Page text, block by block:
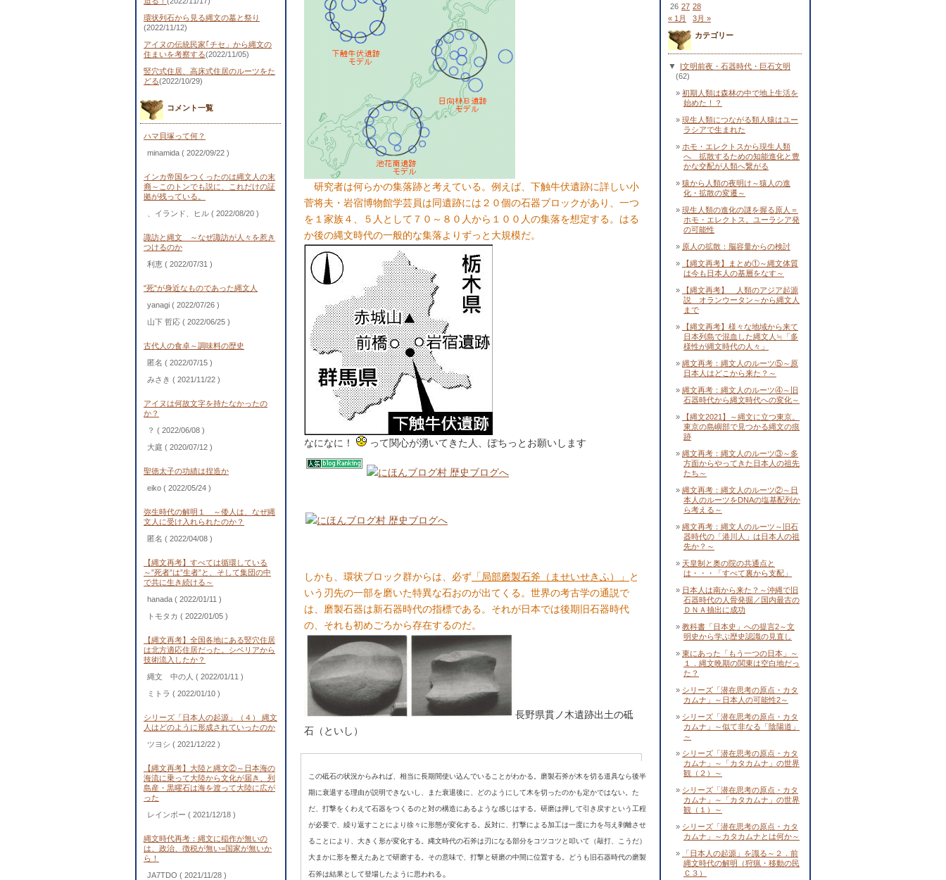
環状列石から見る縄文の墓と祭り
(2022/11/12)
アイヌの伝統民家｢チセ」から縄文の
住まいを考察する(2022/11/05)
竪穴式住居、高床式住居のルーツをた
どる(2022/10/29)
コメント一覧
ハマ貝塚って何？
minamida ( 2022/09/22 )
インカ帝国をつくったのは縄文人の末
裔～このトンでも説に、これだけの証
拠が残っている。
、イランド、ヒル ( 2022/08/20 )
諏訪と縄文 ～なぜ諏訪が人々を惹き
つけるのか
利恵 ( 2022/07/31 )
"死"が身近なものであった縄文人
yanagi ( 2022/07/26 )
山下 哲応 ( 2022/06/25 )
古代人の食卓～調味料の歴史
匿名 ( 2022/07/15 )
みさき ( 2021/11/22 )
アイヌは何故文字を持たなかったの
か？
？ ( 2022/06/08 )
大庭 ( 2020/07/12 )
聖徳太子の功績は捏造か
eiko ( 2022/05/24 )
弥生時代の解明１ ～倭人は、なぜ縄
文人に受け入れられたのか？
匿名 ( 2022/04/08 )
【縄文再考】すべては循環している
～”死者”は”生者”と、そして集団の中
で共に生き続ける～
hanada ( 2022/01/11 )
トモタカ ( 2022/01/05 )
【縄文再考】全国各地にある竪穴住居
は北方適応住居だった。シベリアから
技術流入したか？
縄文 中の人 ( 2022/01/11 )
ミトラ ( 2022/01/10 )
シリーズ「日本人の起源」（４） 縄文
人はどのように形成されていったのか
ツヨシ ( 2021/12/22 )
【縄文再考】大陸と縄文②～日本海の
海流に乗って大陸から文化が届き、列
島産・黒曜石は海を渡って大陸に広が
った
レインボー ( 2021/12/18 )
縄文時代再考：縄文に稲作が無いの
は、政治、徴税が無い=国家が無いか
ら！
JA7TDO ( 2021/11/28 )
研究者は何らかの集落跡と考えている。例えば、下触牛伏遺跡に詳しい小
菅将夫・岩宿博物館学芸員は同遺跡には２０個の石器ブロックがあり、一つ
を１家族４、５人として７０～８０人から１００人の集落を想定する。はる
か後の縄文時代の一般的な集落よりずっと大規模だ。
なになに！ って関心が湧いてきた人、ぽちっとお願いします
しかも、環状ブロック群からは、必ず 「局部磨製石斧（ませいせきふ）」
と
いう刃先の一部を磨いた特異な石おのが出てくる。世界の考古学の通説で
は、磨製石器は新石器時代の指標である。それが日本では後期旧石器時代
の、それも初めごろから存在するのだ。
長野県貫ノ木遺跡出土の砥
石（といし）
この砥石の状況からみれば、相当に長期間使い込んでいることがわかる。磨製石斧が木を切る道具なら後半
期に衰退する理由が説明できないし、また衰退後に、どのようにして木を切ったのかも定かではない。た
だ、打撃をくわえて石器をつくるのと対の構造にあるような感じはする。研磨は押して引き戻すという工程
が必要で、繰り返すことにより徐々に形態が変化する。反対に、打撃による加工は一度に力を与え剥離させ
ることにより、大きく形が変化する。縄文時代の石斧は刃になる部分をコツコツと叩いて（敲打、こうだ）
大まかに形を整えたあとで研磨する。その意味で、打撃と研磨の中間に位置する。どうも旧石器時代の磨製
石斧は結果として登場したように思われる 。
26 27 28
« 1月
3月 »
カテゴリー
▼
Ⅰ文明前夜・石器時代・巨石文明
(62)
初期人類は森林の中で地上生活を
始めた！？
現生人類につながる類人猿はユー
ラシアで生まれた
ホモ・エレクトスから現生人類
へ 拡散するための知能進化と豊
かな交配が人類へ繋がる
猿から人類の夜明け～猿人の進
化・拡散の変遷～
現生人類の進化の謎を握る原人＝
ホモ・エレクトス。ユーラシア発
の可能性
原人の拡散：脳容量からの検討
【縄文再考】まとめ①～縄文体質
は今も日本人の基層をなす～
【縄文再考】 人類のアジア起源
説 オランウータン～から縄文人
まで
【縄文再考】様々な地域から来て
日本列島で混血した縄文人≒「多
様性が縄文時代の人々」
縄文再考：縄文人のルーツ⑤～原
日本人はどこから来た？～
縄文再考：縄文人のルーツ④～旧
石器時代から縄文時代への変化～
【縄文2021】～縄文に立つ東京。
東京の島嶼部で見つかる縄文の痕
跡
縄文再考：縄文人のルーツ③～多
方面からやってきた日本人の祖先
たち～
縄文再考：縄文人のルーツ②～日
本人のルーツをDNAの塩基配列か
ら考える～
縄文再考：縄文人のルーツ～旧石
器時代の「港川人」は日本人の祖
先か？～
天皇制と奥の院の共通点と
は・・・「すべて裏から支配」
日本人は南から来た？～沖縄で旧
石器時代の人骨発掘／国内最古の
ＤＮＡ抽出に成功
教科書「日本史」への提言2～文
明史から学ぶ歴史認識の見直し
東にあった「もう一つの日本」～
１．縄文晩期の関東は空白地だっ
た？
シリーズ「潜在思考の原点・カタ
カムナ」～日本人の可能性2～
シリーズ「潜在思考の原点・カタ
カムナ」～似て非なる「陰陽道」
～
シリーズ「潜在思考の原点・カタ
カムナ」～「カタカムナ」の世界
観（２）～
シリーズ「潜在思考の原点・カタ
カムナ」～「カタカムナ」の世界
観（１）～
シリーズ「潜在思考の原点・カタ
カムナ」～カタカムナとは何か～
「日本人の起源」を識る～２．前
縄文時代の解明（狩猟・移動の民
Ｃ３）